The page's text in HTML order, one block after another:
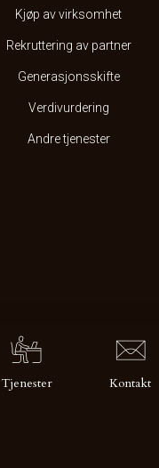
Kjøp av virksomhet
Rekruttering av partner
Generasjonsskifte
Verdivurdering
Andre tjenester
Tjenester Kontakt